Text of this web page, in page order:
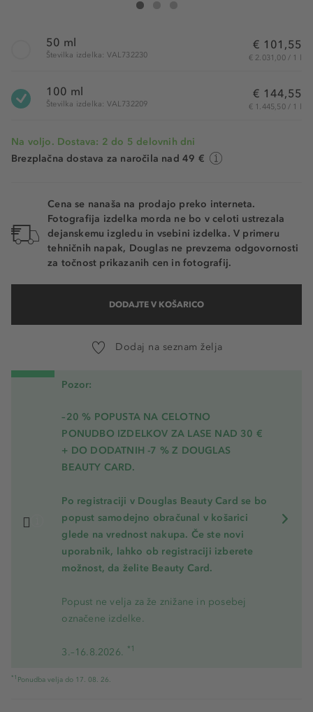
Valentino Uomo Eau de Toilette
50 ml
Številka izdelka: VAL732230
€ 101,55
€ 2.031,00 / 1 l
100 ml
Številka izdelka: VAL732209
€ 144,55
€ 1.445,50 / 1 l
Na voljo. Dostava: 2 do 5 delovnih dni
Brezplačna dostava za naročila nad 49 €
Cena se nanaša na prodajo preko interneta.
Fotografija izdelka morda ne bo v celoti ustrezala
dejanskemu izgledu in vsebini izdelka. V primeru
tehničnih napak, Douglas ne prevzema odgovornosti
za točnost prikazanih cen in fotografij.
DODAJTE V KOŠARICO
Dodaj na seznam želja
Pozor:
–20 % POPUSTA NA CELOTNO
PONUDBO IZDELKOV ZA LASE NAD 30 €
+ DO DODATNIH -7 % Z DOUGLAS
BEAUTY CARD.
Po registraciji v Douglas Beauty Card se bo
popust samodejno obračunal v košarici
glede na vrednost nakupa. Če ste novi
uporabnik, lahko ob registraciji izberete
možnost, da želite Beauty Card.
Popust ne velja za že znižane in posebej
označene izdelke.
3.–16.8.2026. *1
*1 Ponudba velja do 17. 08. 26.